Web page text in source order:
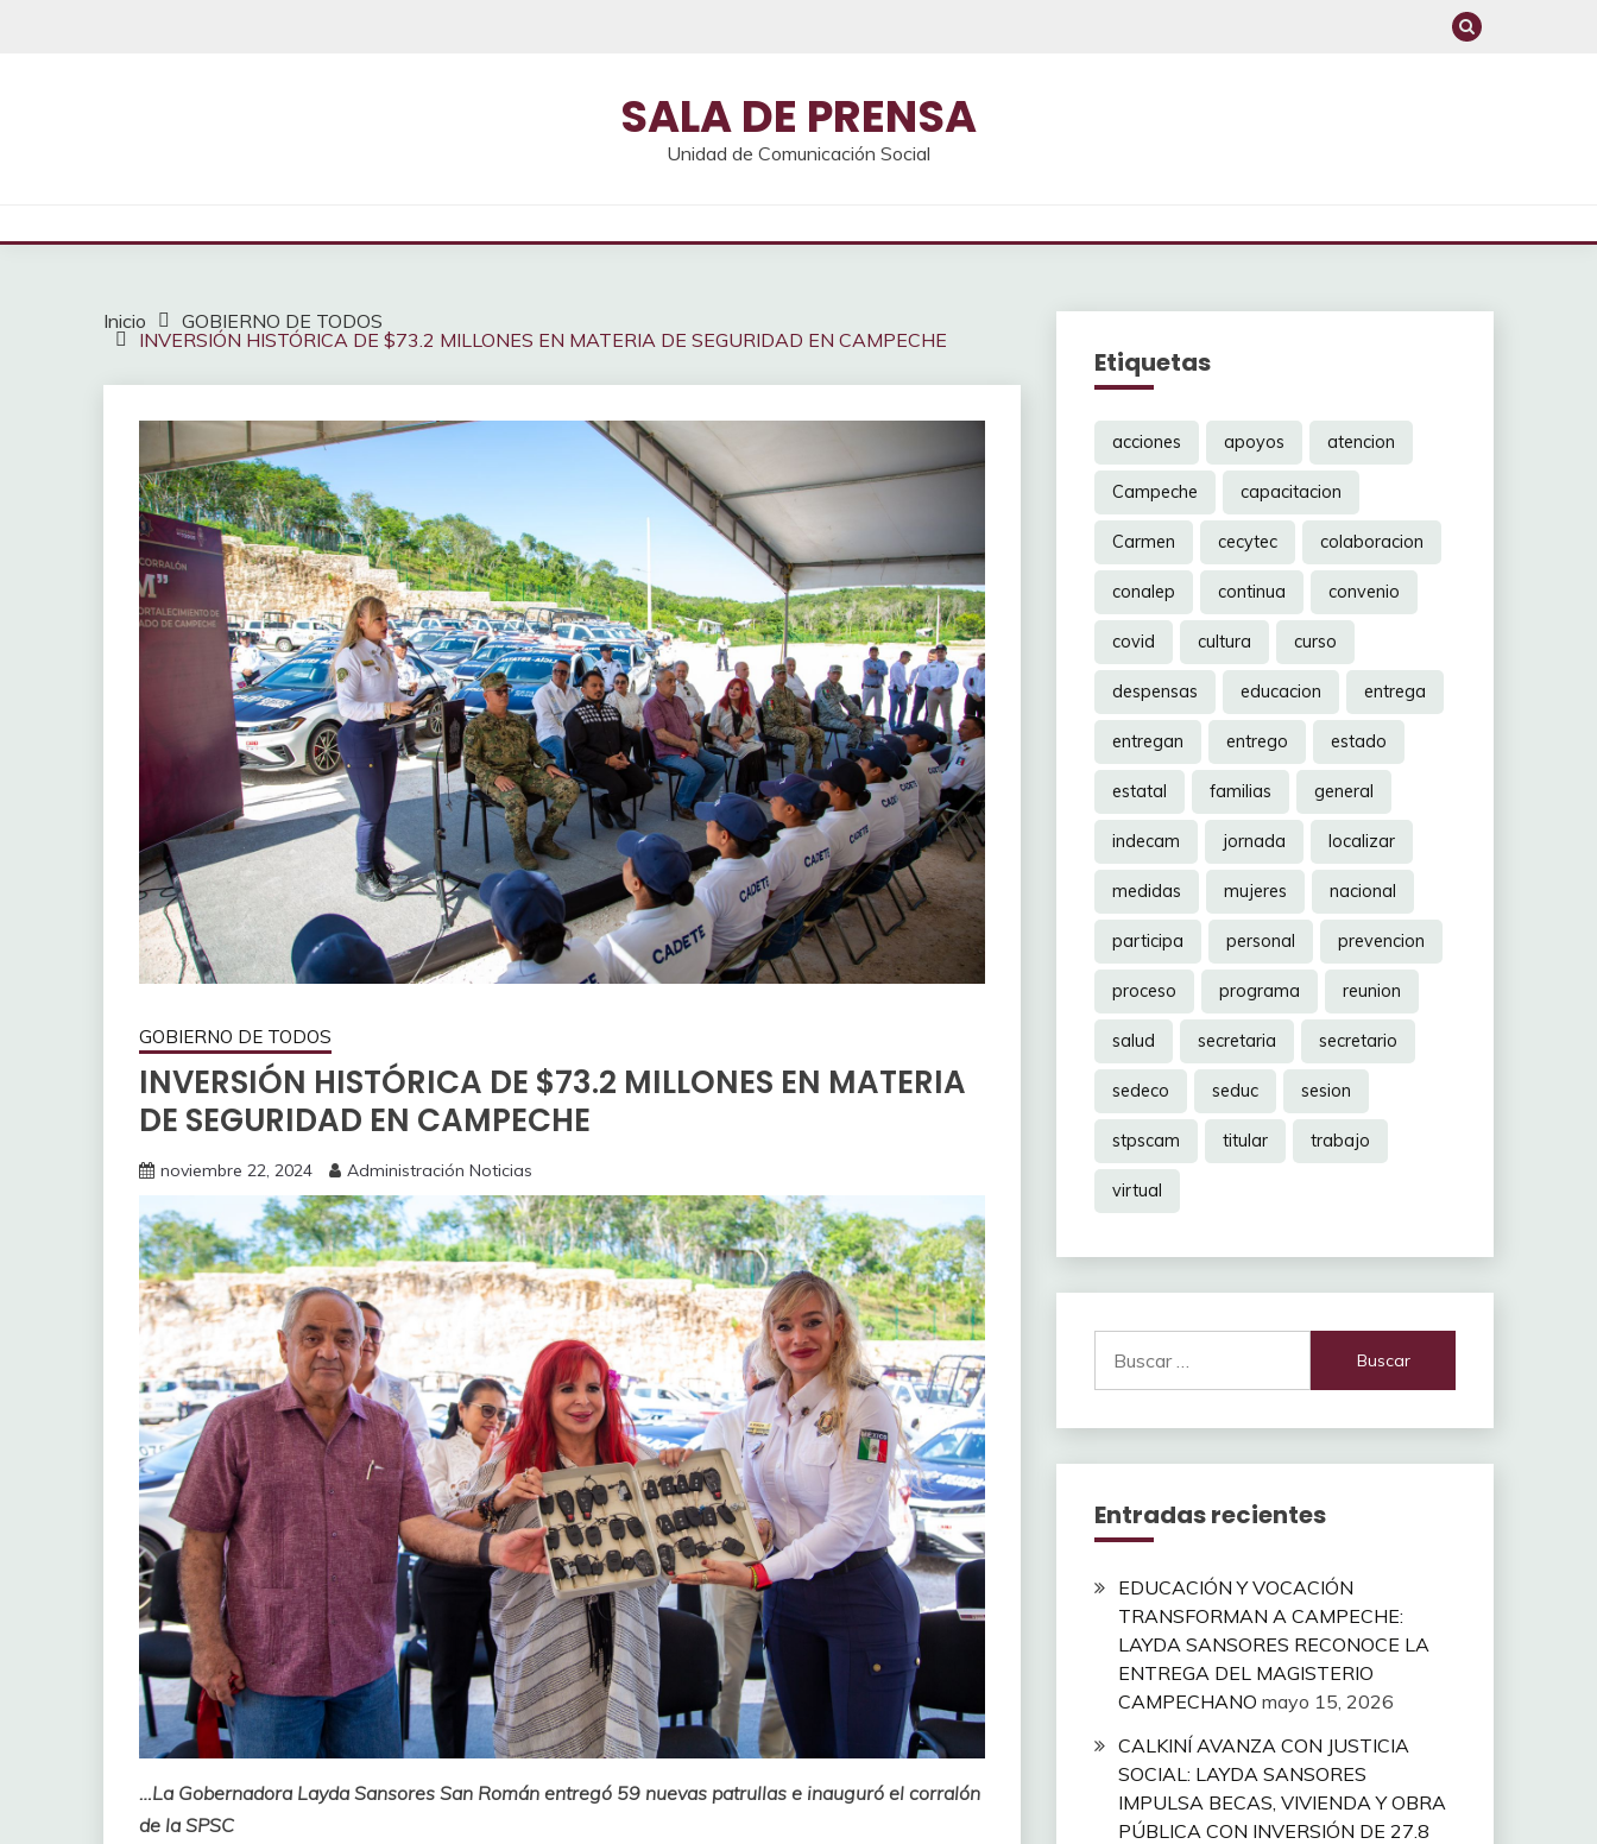
SALA DE PRENSA
Unidad de Comunicación Social
Inicio
GOBIERNO DE TODOS
INVERSIÓN HISTÓRICA DE $73.2 MILLONES EN MATERIA DE SEGURIDAD EN CAMPECHE
GOBIERNO DE TODOS
INVERSIÓN HISTÓRICA DE $73.2 MILLONES EN MATERIA
DE SEGURIDAD EN CAMPECHE
noviembre 22, 2024 Administración Noticias
…La Gobernadora Layda Sansores San Román entregó 59 nuevas patrullas e inauguró el corralón
de la SPSC
Etiquetas
acciones apoyos atencion
Campeche capacitacion
Carmen cecytec colaboracion
conalep continua convenio
covid cultura curso
despensas educacion entrega
entregan entrego estado
estatal familias general
indecam jornada localizar
medidas mujeres nacional
participa personal prevencion
proceso programa reunion
salud secretaria secretario
sedeco seduc sesion
stpscam titular trabajo
virtual
Entradas recientes
EDUCACIÓN Y VOCACIÓN
TRANSFORMAN A CAMPECHE:
LAYDA SANSORES RECONOCE LA
ENTREGA DEL MAGISTERIO
CAMPECHANO mayo 15, 2026
CALKINÍ AVANZA CON JUSTICIA
SOCIAL: LAYDA SANSORES
IMPULSA BECAS, VIVIENDA Y OBRA
PÚBLICA CON INVERSIÓN DE 27.8